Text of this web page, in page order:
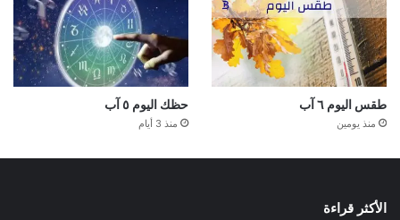
طقس اليوم ٦ آب
منذ يومين
حظك اليوم ٥ آب
منذ 3 أيام
الأكثر قراءة